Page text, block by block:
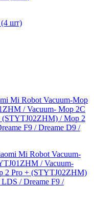
(4 шт)
Mi Robot Vacuum-Mop
/ Vacuum- Mop 2C
/ Mop 2
F9 / Dreame D9 /